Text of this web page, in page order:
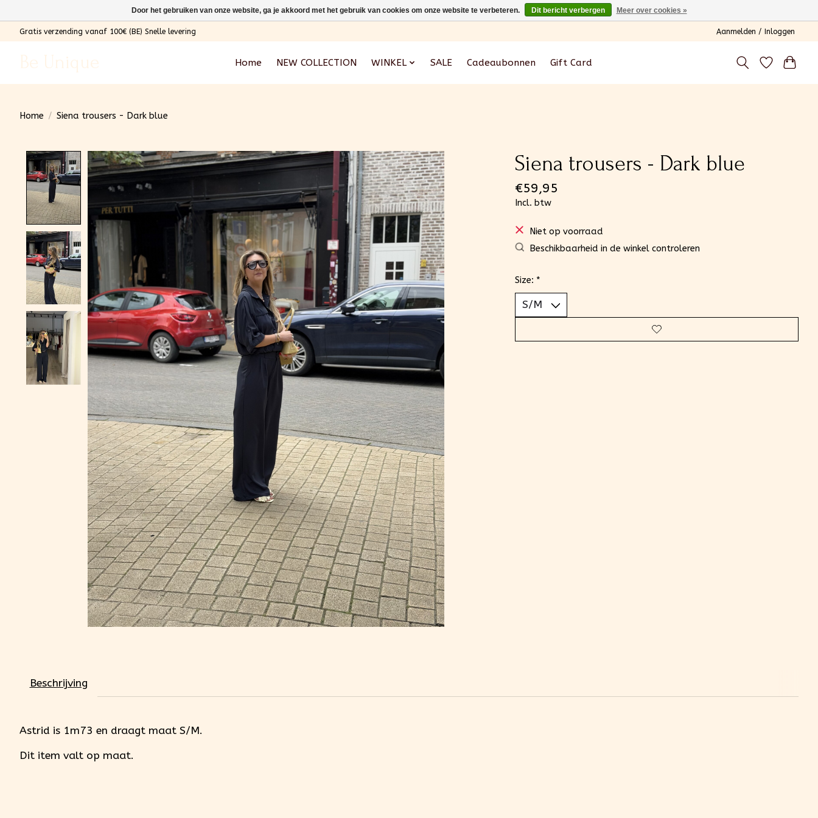
Gratis verzending vanaf 100€ (BE) Snelle levering Aanmelden / Inloggen
Be Unique Home NEW COLLECTION WINKEL SALE Cadeaubonnen Gift Card
Home / Siena trousers - Dark blue
Product image slideshow Items Siena trousers - Dark blue
€59,95
Incl. btw
Niet op voorraad
Beschikbaarheid in de winkel controleren
Size: *
Beschrijving
Astrid is 1m73 en draagt maat S/M.
Dit item valt op maat.
Door het gebruiken van onze website, ga je akkoord met het gebruik van cookies om onze website te verbeteren. Dit bericht verbergen Meer over cookies »